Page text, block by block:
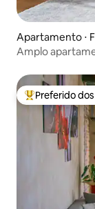
Apartamento ⋅
Amplo
Entre os
Preferido